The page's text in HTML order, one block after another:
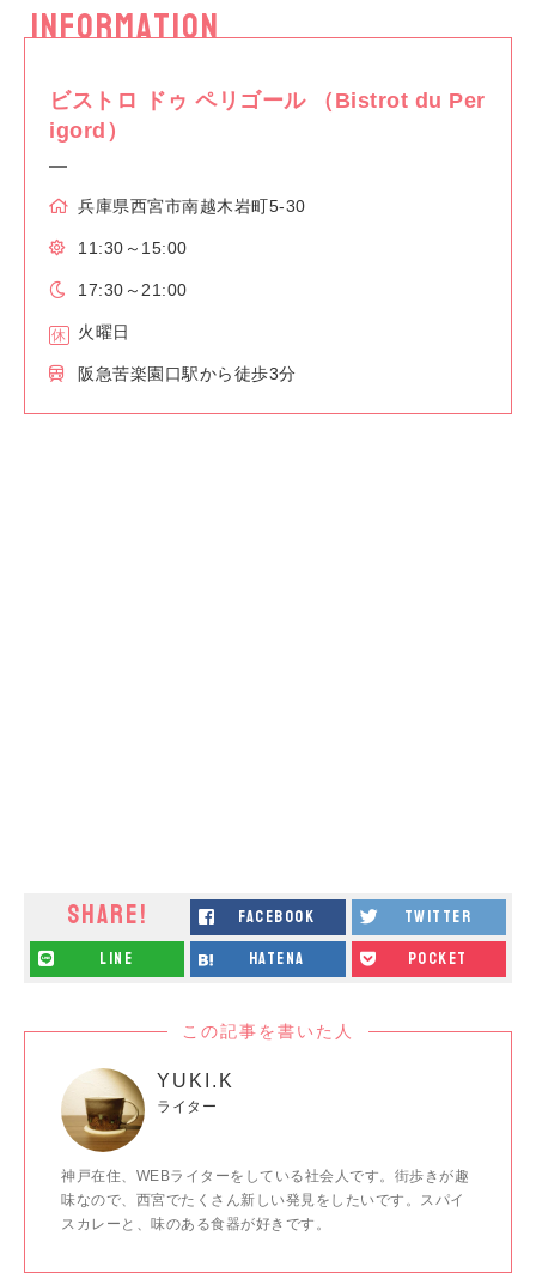
INFORMATION
ビストロ ドゥ ペリゴール （Bistrot du Per
igord）
兵庫県西宮市南越木岩町5-30
11:30～15:00
17:30～21:00
火曜日
阪急苦楽園口駅から徒歩3分
SHARE! facebook twitter
line hatena pocket
この記事を書いた人
YUKI.K
ライター
神戸在住、WEBライターをしている社会人です。街歩きが趣
味なので、西宮でたくさん新しい発見をしたいです。スパイ
スカレーと、味のある食器が好きです。